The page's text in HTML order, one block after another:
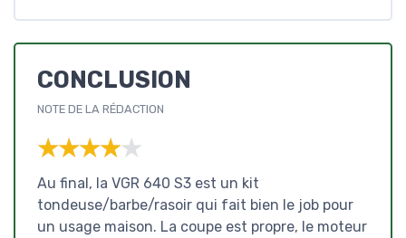
CONCLUSION
NOTE DE LA RÉDACTION
★★★★★
★★★★★
Au final, la VGR 640 S3 est un kit
tondeuse/barbe/rasoir qui fait bien le job pour
un usage maison. La coupe est propre, le moteur